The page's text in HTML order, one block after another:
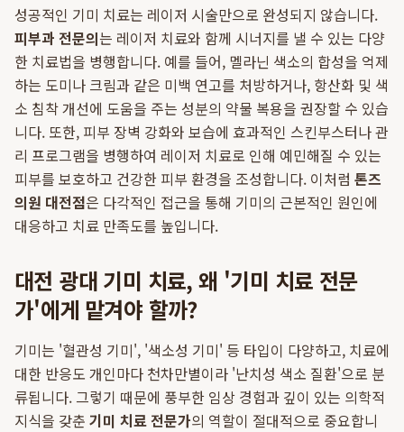
성공적인 기미 치료는 레이저 시술만으로 완성되지 않습니다.
피부과 전문의는 레이저 치료와 함께 시너지를 낼 수 있는 다양
한 치료법을 병행합니다. 예를 들어, 멜라닌 색소의 합성을 억제
하는 도미나 크림과 같은 미백 연고를 처방하거나, 항산화 및 색
소 침착 개선에 도움을 주는 성분의 약물 복용을 권장할 수 있습
니다. 또한, 피부 장벽 강화와 보습에 효과적인 스킨부스터나 관
리 프로그램을 병행하여 레이저 치료로 인해 예민해질 수 있는
피부를 보호하고 건강한 피부 환경을 조성합니다. 이처럼 톤즈
의원 대전점은 다각적인 접근을 통해 기미의 근본적인 원인에
대응하고 치료 만족도를 높입니다.
대전 광대 기미 치료, 왜 '기미 치료 전문
가'에게 맡겨야 할까?
기미는 '혈관성 기미', '색소성 기미' 등 타입이 다양하고, 치료에
대한 반응도 개인마다 천차만별이라 '난치성 색소 질환'으로 분
류됩니다. 그렇기 때문에 풍부한 임상 경험과 깊이 있는 의학적
지식을 갖춘 기미 치료 전문가의 역할이 절대적으로 중요합니